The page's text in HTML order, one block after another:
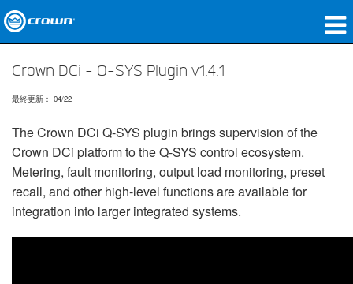
アプリケーション
ネットワークオーディオ
購入先
導入事例
私たちのストーリー
Crown DCi - Q-SYS Plugin v1.4.1
最終更新： 04/22
The Crown DCi Q-SYS plugin brings supervision of the
Crown DCi platform to the Q-SYS control ecosystem.
Metering, fault monitoring, output load monitoring, preset
recall, and other high-level functions are available for
integration into larger integrated systems.